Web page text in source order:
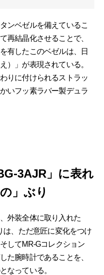
ンベゼルを備えているこ
再結晶化させることで、
有したこのベゼルは、日
）」が表現されている。
りに付けられるストラッ
いフッ素ラバー製デュラ
3AJR」に表れ
」ぶり
外装全体に取り入れた
は、ただ意匠に変化をつけ
してMR-Gコレクション
た腕時計であることを、
なっている。